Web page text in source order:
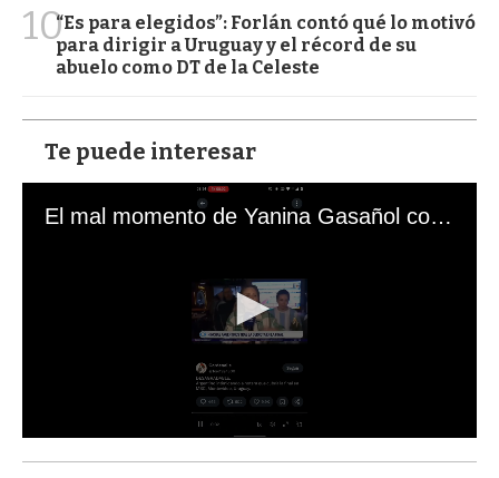
10“Es para elegidos”: Forlán contó qué lo motivó
para dirigir a Uruguay y el récord de su
abuelo como DT de la Celeste
Te puede interesar
El mal momento de Yanina Gasañol con un hincha argentino en "Subrayado"
s